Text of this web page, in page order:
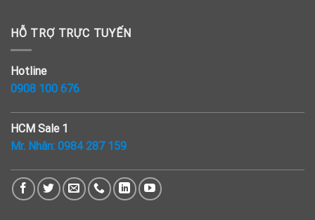
HỖ TRỢ TRỰC TUYẾN
Hotline
0908 100 676
HCM Sale 1
Mr. Nhân: 0984 287 159